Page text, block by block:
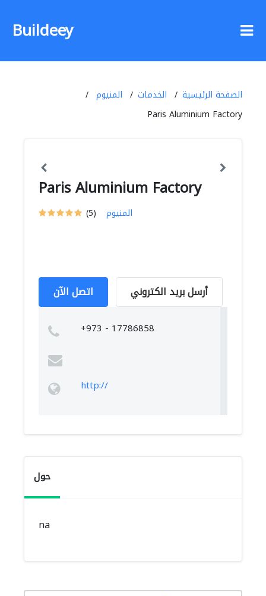
Buildeey
الصفحة الرئيسية الخدمات
المنيوم
Paris Aluminium Factory
Paris Aluminium Factory
(5) المنيوم
اتصل الآن أرسل بريد الكتروني
+973 - 17786858
http://
حول
na